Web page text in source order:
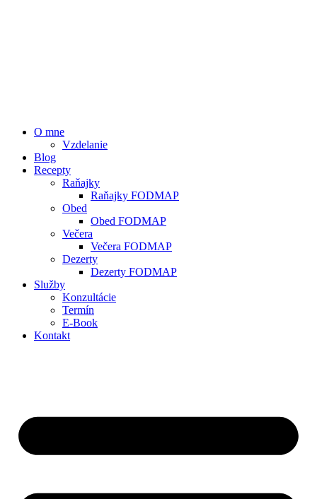
O mne
Vzdelanie
Blog
Recepty
Raňajky
Raňajky FODMAP
Obed
Obed FODMAP
Večera
Večera FODMAP
Dezerty
Dezerty FODMAP
Služby
Konzultácie
Termín
E-Book
Kontakt